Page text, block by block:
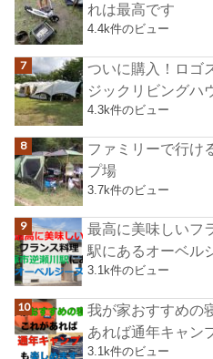
れは最高です
4.4k件のビュー
ついに購入！ロゴ
ジックリビングハ
4.3k件のビュー
ファミリーで行け
プ場
3.7k件のビュー
最高に美味しいフ
駅にあるオーベル
3.1k件のビュー
我が家おすすめの
あれば通年キャン
3.1k件のビュー